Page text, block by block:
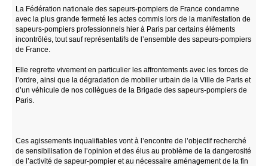
La Fédération nationale des sapeurs-pompiers de France condamne
avec la plus grande fermeté les actes commis lors de la manifestation de
sapeurs-pompiers professionnels hier à Paris par certains éléments
incontrôlés, tout sauf représentatifs de l’ensemble des sapeurs-pompiers
de France.
Elle regrette vivement en particulier les affrontements avec les forces de
l’ordre, ainsi que la dégradation de mobilier urbain de la Ville de Paris et
d’un véhicule de nos collègues de la Brigade des sapeurs-pompiers de
Paris.
Ces agissements inqualifiables vont à l’encontre de l’objectif recherché
de sensibilisation de l’opinion et des élus au problème de la dangerosité
de l’activité de sapeur-pompier et au nécessaire aménagement de la fin